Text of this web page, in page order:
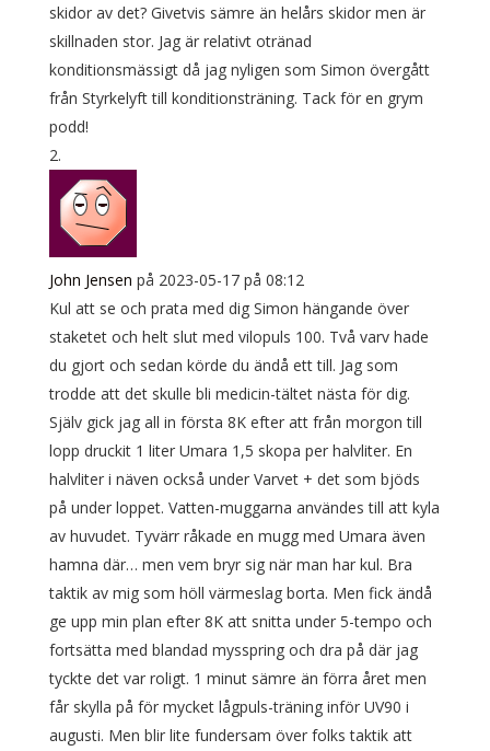
skidor av det? Givetvis sämre än helårs skidor men är
skillnaden stor. Jag är relativt otränad
konditionsmässigt då jag nyligen som Simon övergått
från Styrkelyft till konditionsträning. Tack för en grym
podd!
John Jensen på 2023-05-17 på 08:12
Kul att se och prata med dig Simon hängande över
staketet och helt slut med vilopuls 100. Två varv hade
du gjort och sedan körde du ändå ett till. Jag som
trodde att det skulle bli medicin-tältet nästa för dig.
Själv gick jag all in första 8K efter att från morgon till
lopp druckit 1 liter Umara 1,5 skopa per halvliter. En
halvliter i näven också under Varvet + det som bjöds
på under loppet. Vatten-muggarna användes till att kyla
av huvudet. Tyvärr råkade en mugg med Umara även
hamna där… men vem bryr sig när man har kul. Bra
taktik av mig som höll värmeslag borta. Men fick ändå
ge upp min plan efter 8K att snitta under 5-tempo och
fortsätta med blandad mysspring och dra på där jag
tyckte det var roligt. 1 minut sämre än förra året men
får skylla på för mycket lågpuls-träning inför UV90 i
augusti. Men blir lite fundersam över folks taktik att